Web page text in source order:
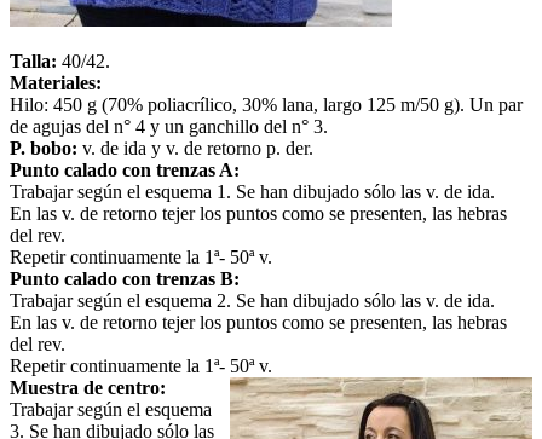
Talla: 40/42.
Materiales:
Hilo: 450 g (70% poliacrílico, 30% lana, largo 125 m/50 g). Un par
de agujas del n° 4 y un ganchillo del n° 3.
P. bobo: v. de ida y v. de retorno p. der.
Punto calado con trenzas A:
Trabajar según el esquema 1. Se han dibujado sólo las v. de ida.
En las v. de retorno tejer los puntos como se presenten, las hebras
del rev.
Repetir continuamente la 1ª- 50ª v.
Punto calado con trenzas B:
Trabajar según el esquema 2. Se han dibujado sólo las v. de ida.
En las v. de retorno tejer los puntos como se presenten, las hebras
del rev.
Repetir continuamente la 1ª- 50ª v.
Muestra de centro:
Trabajar según el esquema
3. Se han dibujado sólo las